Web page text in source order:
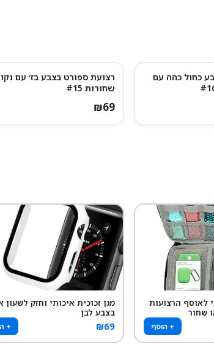
כחול כהה עם
רצועת ספורט בצבע בז׳ עם
שחורות #15
₪69
לאוסף הרצועות
שחור
+ הוסף
מגן זכוכית איכותי וחזק לשעון
בצבע לבן
₪69
+